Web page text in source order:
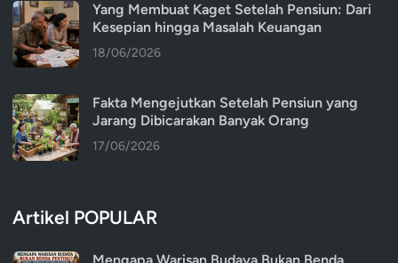
Yang Membuat Kaget Setelah Pensiun: Dari
Kesepian hingga Masalah Keuangan
18/06/2026
Fakta Mengejutkan Setelah Pensiun yang
Jarang Dibicarakan Banyak Orang
17/06/2026
Artikel POPULAR